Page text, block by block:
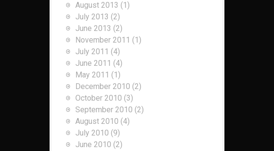
August 2013 (1)
July 2013 (2)
June 2013 (2)
November 2011 (1)
July 2011 (4)
June 2011 (4)
May 2011 (1)
December 2010 (2)
October 2010 (3)
September 2010 (2)
August 2010 (4)
July 2010 (9)
June 2010 (2)